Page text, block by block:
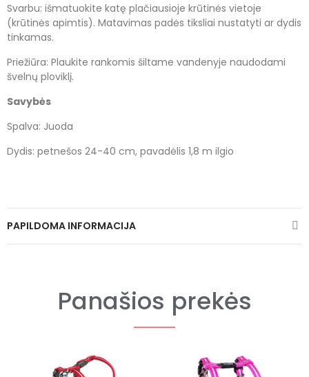
Svarbu: išmatuokite katę plačiausioje krūtinės vietoje
(krūtinės apimtis). Matavimas padės tiksliai nustatyti ar dydis
tinkamas.
Priežiūra: Plaukite rankomis šiltame vandenyje naudodami
švelnų ploviklį.
Savybės
Spalva: Juoda
Dydis: petnešos 24-40 cm, pavadėlis 1,8 m ilgio
PAPILDOMA INFORMACIJA
Panašios prekės